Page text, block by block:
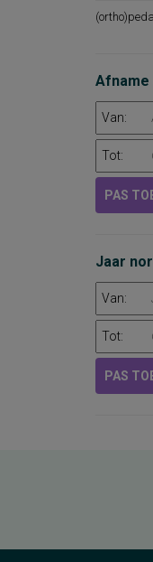
Afname
Van:
Tot:
PAS
Jaar
Van:
Tot:
PAS